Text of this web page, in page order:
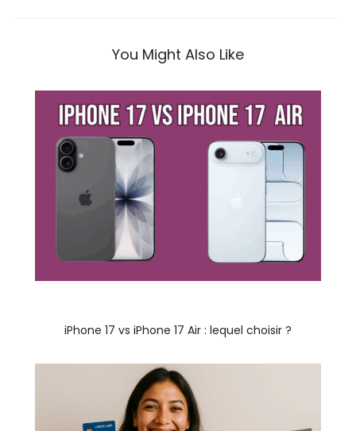
You Might Also Like
iPhone 17 vs iPhone 17 Air : lequel choisir ?